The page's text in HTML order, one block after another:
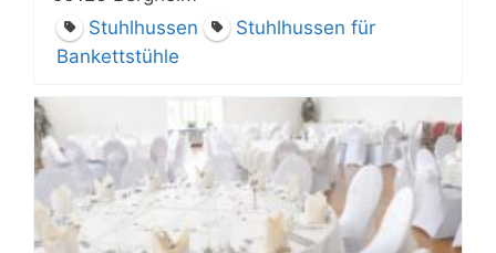
Stuhlhussen
Stuhlhussen für
Bankettstühle